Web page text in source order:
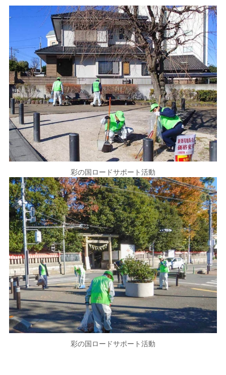
彩の国ロードサポート活動
彩の国ロードサポート活動